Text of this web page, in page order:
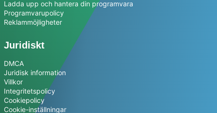
Ladda upp och hantera din programvara
Programvarupolicy
Reklammöjligheter
Juridiskt
DMCA
Juridisk information
Villkor
Integritetspolicy
Cookiepolicy
Cookie-inställningar